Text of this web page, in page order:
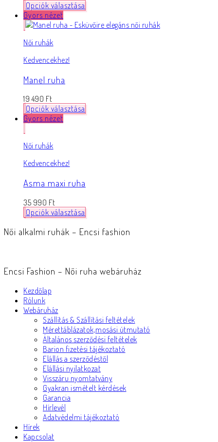
Opciók választása
Gyors nézet
Női ruhák
Kedvencekhez!
Manel ruha
19 490 Ft
Opciók választása
Gyors nézet
Női ruhák
Kedvencekhez!
Asma maxi ruha
35 990 Ft
Opciók választása
Női alkalmi ruhák – Encsi fashion
Encsi Fashion – Női ruha webáruház
Kezdőlap
Rólunk
Webáruház
Szállítás & Szállítási feltételek
Mérettáblázatok,mosási útmutató
Általános szerződési feltételek
Barion fizetési tájékoztató
Elállás a szerződéstől
Elállási nyilatkozat
Visszáru nyomtatvány
Gyakran ismételt kérdések
Garancia
Hírlevél
Adatvédelmi tájékoztató
Hírek
Kapcsolat